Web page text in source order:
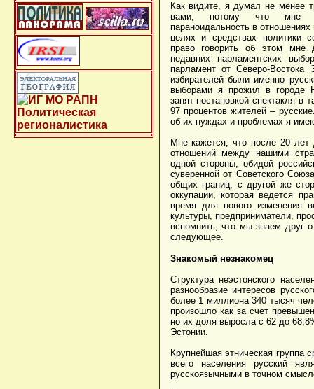
Как видите, я думал не менее
вами, потому что мне
параноидальность в
целях и средствах политики
право говорить об этом мне
недавних парламентских
парламент от Северо-Востока
избирателей были именно
выборами я прожил в городе
занят постановкой спектакля
97 процентов жителей –
об их нуждах и проблемах я
Мне кажется, что после 20 лет
отношений между нашими
одной стороны, обидой
суверенной от Советского
общих границ, с другой же
оккупации, которая ведется
время для нового изменения
культуры, предприниматели,
вспомнить, что мы знаем друг
следующее.
Знакомый незнакомец
Структура неэстонского
разнообразие интересов
более 1 миллиона 340 тысяч
произошло как за счет
но их доля выросла с 62 до
Эстонии.
Крупнейшая этническая группа
всего населения русский
русскоязычными в точном